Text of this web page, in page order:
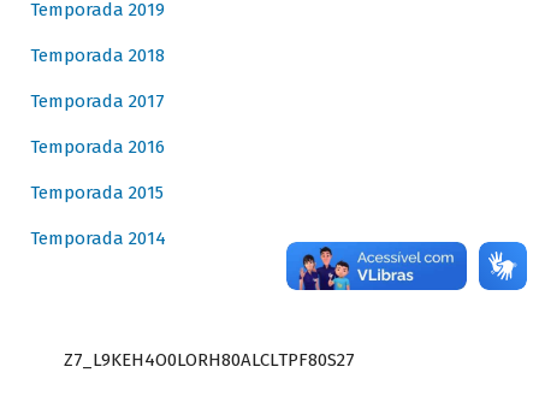
Temporada 2019
Temporada 2018
Temporada 2017
Temporada 2016
Temporada 2015
Temporada 2014
Z7_L9KEH4O0LORH80ALCLTPF80S27